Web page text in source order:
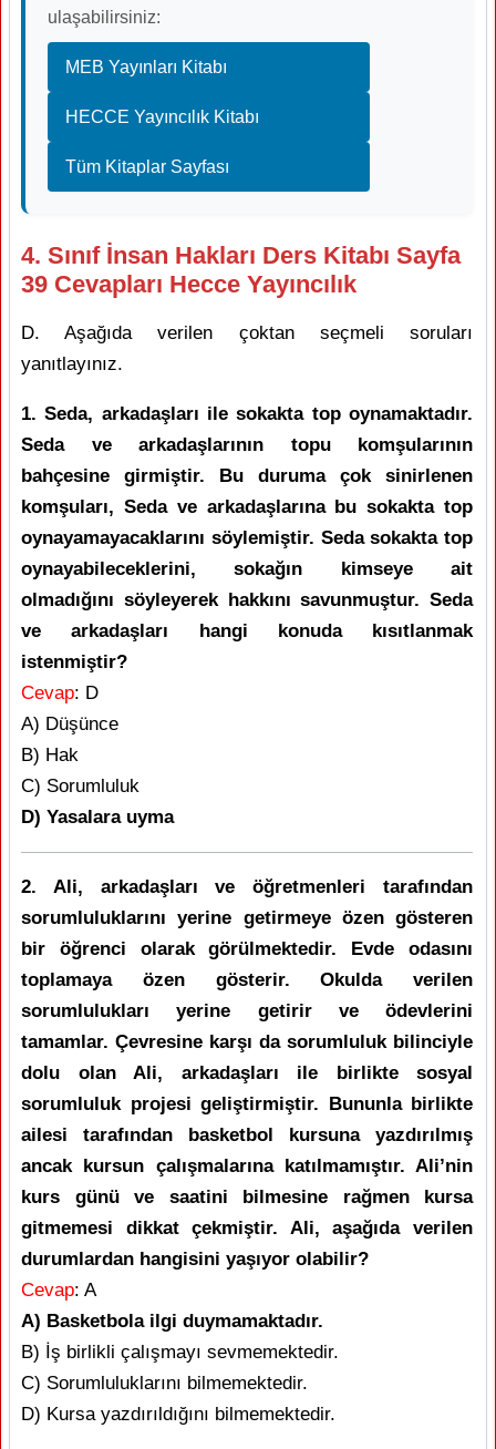
ulaşabilirsiniz:
MEB Yayınları Kitabı
HECCE Yayıncılık Kitabı
Tüm Kitaplar Sayfası
4. Sınıf İnsan Hakları Ders Kitabı Sayfa
39 Cevapları Hecce Yayıncılık
D. Aşağıda verilen çoktan seçmeli soruları
yanıtlayınız.
1. Seda, arkadaşları ile sokakta top oynamaktadır.
Seda ve arkadaşlarının topu komşularının
bahçesine girmiştir. Bu duruma çok sinirlenen
komşuları, Seda ve arkadaşlarına bu sokakta top
oynayamayacaklarını söylemiştir. Seda sokakta top
oynayabileceklerini, sokağın kimseye ait
olmadığını söyleyerek hakkını savunmuştur. Seda
ve arkadaşları hangi konuda kısıtlanmak
istenmiştir?
Cevap: D
A) Düşünce
B) Hak
C) Sorumluluk
D) Yasalara uyma
2. Ali, arkadaşları ve öğretmenleri tarafından
sorumluluklarını yerine getirmeye özen gösteren
bir öğrenci olarak görülmektedir. Evde odasını
toplamaya özen gösterir. Okulda verilen
sorumlulukları yerine getirir ve ödevlerini
tamamlar. Çevresine karşı da sorumluluk bilinciyle
dolu olan Ali, arkadaşları ile birlikte sosyal
sorumluluk projesi geliştirmiştir. Bununla birlikte
ailesi tarafından basketbol kursuna yazdırılmış
ancak kursun çalışmalarına katılmamıştır. Ali’nin
kurs günü ve saatini bilmesine rağmen kursa
gitmemesi dikkat çekmiştir. Ali, aşağıda verilen
durumlardan hangisini yaşıyor olabilir?
Cevap: A
A) Basketbola ilgi duymamaktadır.
B) İş birlikli çalışmayı sevmemektedir.
C) Sorumluluklarını bilmemektedir.
D) Kursa yazdırıldığını bilmemektedir.